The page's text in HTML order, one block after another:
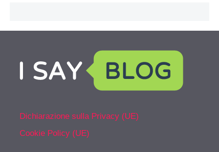
Dichiarazione sulla Privacy (UE)
Cookie Policy (UE)